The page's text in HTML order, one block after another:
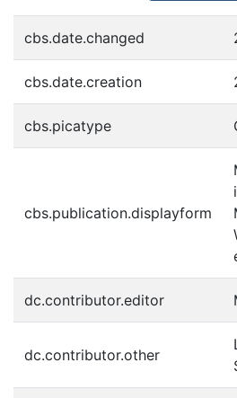
cbs.date.changed
cbs.date.creation
cbs.picatype
cbs.publication.displayform
dc.contributor.editor
dc.contributor.other